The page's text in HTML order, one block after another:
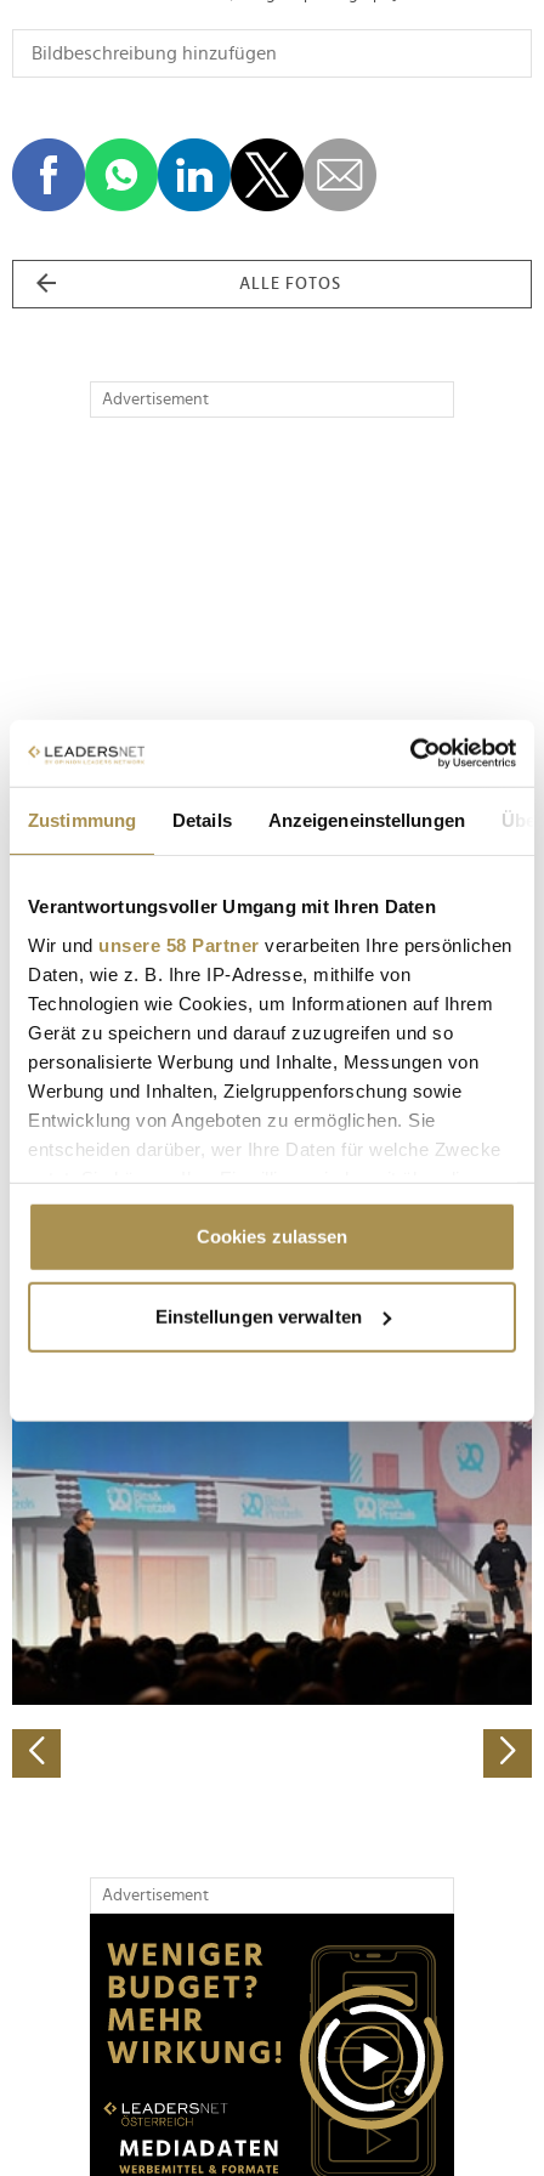
Zustimmung Details Anzeigeneinstellungen
Verantwortungsvoller Umgang mit Ihren Daten
Wir und unsere 58 Partner verarbeiten Ihre persönlichen
Daten, wie z. B. Ihre IP-Adresse, mithilfe von
Technologien wie Cookies, um Informationen auf Ihrem
Gerät zu speichern und darauf zuzugreifen und so
personalisierte Werbung und Inhalte, Messungen von
Werbung und Inhalten, Zielgruppenforschung sowie
Entwicklung von Angeboten zu ermöglichen. Sie
entscheiden darüber, wer Ihre Daten für welche Zwecke
Cookie-Erklärung oder durch Klicken auf das Privacy
Trigger Symbol ändern oder widerrufen
Informationen über Ihre geografische Lage
erfassen, welche bis auf einige Meter genau sein
bestimmten Merkmalen (Fingerprinting) identifizieren
Erfahren Sie mehr darüber, wie Ihre persönlichen Daten
verarbeitet werden, und legen Sie Ihre Präferenzen im
Abschnitt Einzelheitenfest.
Wir verwenden Cookies, um Inhalte und Anzeigen zu
personalisieren, Funktionen für soziale Medien anbieten
zu können und die Zugriffe auf unsere Website zu
analysieren. Außerdem geben wir Informationen zu Ihrer
Verwendung unserer Website an unsere Partner für
soziale Medien, Werbung und Analysen weiter. Unsere
Partner führen diese Informationen möglicherweise mit
Cookies zulassen
Einstellungen verwalten
ALLE FOTOS
Advertisement
Advertisement